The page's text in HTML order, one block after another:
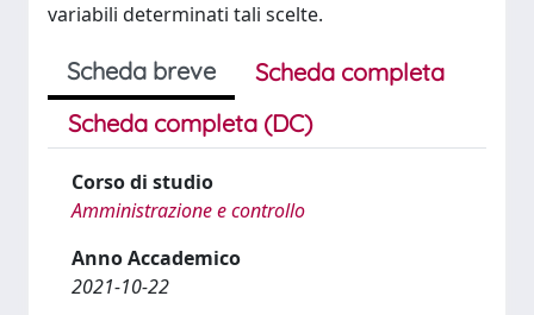
variabili determinati tali scelte.
Scheda breve
Scheda completa
Scheda completa (DC)
Corso di studio
Amministrazione e controllo
Anno Accademico
2021-10-22